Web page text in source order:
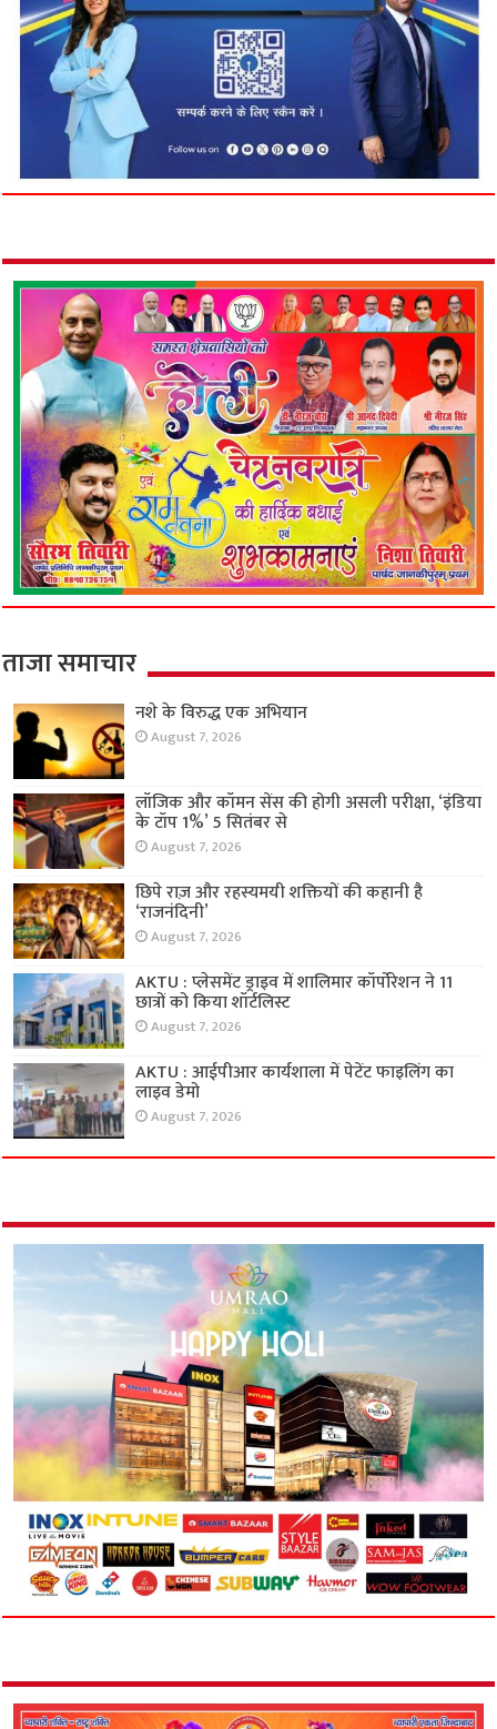
ताजा समाचार
नशे के विरुद्ध एक अभियान
August 7, 2026
लॉजिक और कॉमन सेंस की होगी असली परीक्षा, ‘इंडिया
के टॉप 1%’ 5 सितंबर से
August 7, 2026
छिपे राज़ और रहस्यमयी शक्तियों की कहानी है
‘राजनंदिनी’
August 7, 2026
AKTU : प्लेसमेंट ड्राइव में शालिमार कॉर्पोरेशन ने 11
छात्रों को किया शॉर्टलिस्ट
August 7, 2026
AKTU : आईपीआर कार्यशाला में पेटेंट फाइलिंग का
लाइव डेमो
August 7, 2026